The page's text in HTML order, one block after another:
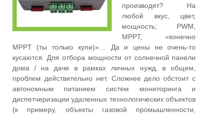
производят? На
любой вкус, цвет,
мощность; PWM,
MPPT, «конечно
MPPT (ты только купи)»… Да и цены не очень-то
кусаются. Для отбора мощности от солнечной панели
дома / на даче в рамках личных нужд, в общем,
проблем действительно нет. Сложнее дело обстоит с
автономным питанием систем мониторинга и
диспетчеризации удаленных технологических объектов
(к примеру, объекты газовой промышленности,